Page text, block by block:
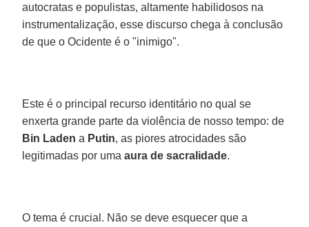
autocratas e populistas, altamente habilidosos na
instrumentalização, esse discurso chega à conclusão
de que o Ocidente é o "inimigo".
Este é o principal recurso identitário no qual se
enxerta grande parte da violência de nosso tempo: de
Bin Laden a Putin, as piores atrocidades são
legitimadas por umaaura de sacralidade.
O tema é crucial. Não se deve esquecer que a